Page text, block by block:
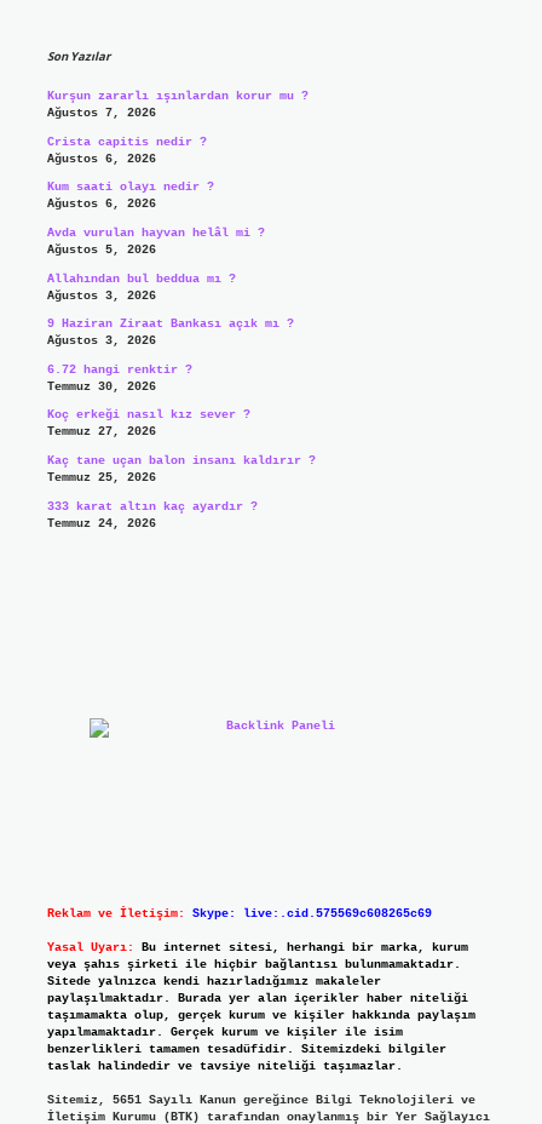
Son Yazılar
Kurşun zararlı ışınlardan korur mu ?
Ağustos 7, 2026
Crista capitis nedir ?
Ağustos 6, 2026
Kum saati olayı nedir ?
Ağustos 6, 2026
Avda vurulan hayvan helâl mi ?
Ağustos 5, 2026
Allahından bul beddua mı ?
Ağustos 3, 2026
9 Haziran Ziraat Bankası açık mı ?
Ağustos 3, 2026
6.72 hangi renktir ?
Temmuz 30, 2026
Koç erkeği nasıl kız sever ?
Temmuz 27, 2026
Kaç tane uçan balon insanı kaldırır ?
Temmuz 25, 2026
333 karat altın kaç ayardır ?
Temmuz 24, 2026
Reklam ve İletişim: Skype: live:.cid.575569c608265c69
Yasal Uyarı:
Bu internet sitesi, herhangi bir marka, kurum
veya şahıs şirketi ile hiçbir bağlantısı bulunmamaktadır.
Sitede yalnızca kendi hazırladığımız makaleler
paylaşılmaktadır. Burada yer alan içerikler haber niteliği
taşımamakta olup, gerçek kurum ve kişiler hakkında paylaşım
yapılmamaktadır. Gerçek kurum ve kişiler ile isim
benzerlikleri tamamen tesadüfidir. Sitemizdeki bilgiler
taslak halindedir ve tavsiye niteliği taşımazlar.
Sitemiz, 5651 Sayılı Kanun gereğince Bilgi Teknolojileri ve
İletişim Kurumu (BTK) tarafından onaylanmış bir Yer Sağlayıcı